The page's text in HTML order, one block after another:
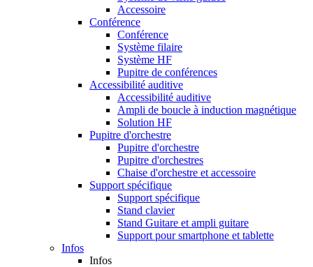
Accessoire
Conférence
Conférence
Système filaire
Système HF
Pupitre de conférences
Accessibilité auditive
Accessibilité auditive
Ampli de boucle à induction magnétique
Solution HF
Pupitre d'orchestre
Pupitre d'orchestre
Pupitre d'orchestres
Chaise d'orchestre et accessoire
Support spécifique
Support spécifique
Stand clavier
Stand Guitare et ampli guitare
Support pour smartphone et tablette
Infos
Infos